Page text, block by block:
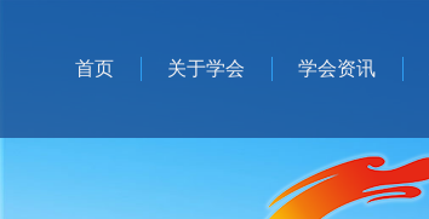
首页 关于学会 学会资讯